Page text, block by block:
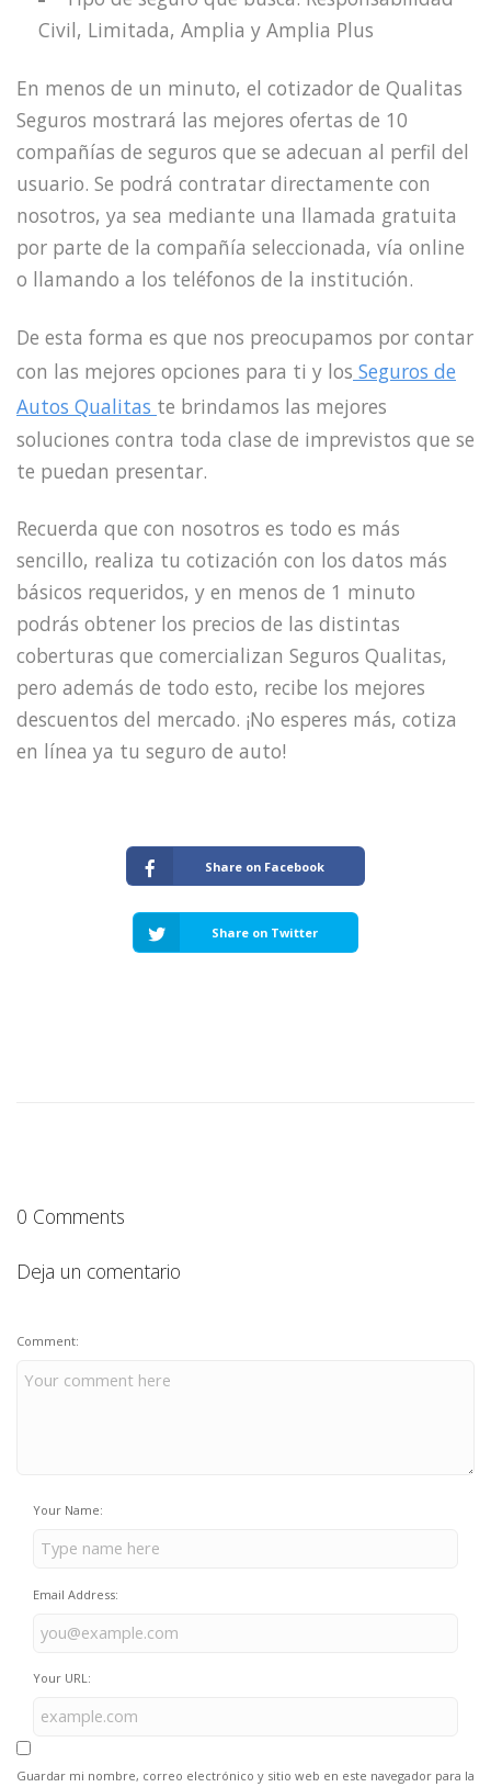
Civil, Limitada, Amplia y Amplia Plus
En menos de un minuto, el cotizador de Qualitas
Seguros mostrará las mejores ofertas de 10
compañías de seguros que se adecuan al perfil del
usuario. Se podrá contratar directamente con
nosotros, ya sea mediante una llamada gratuita
por parte de la compañía seleccionada, vía online
o llamando a los teléfonos de la institución.
De esta forma es que nos preocupamos por contar
con las mejores opciones para ti y los Seguros de
Autos Qualitas te brindamos las mejores
soluciones contra toda clase de imprevistos que se
te puedan presentar.
Recuerda que con nosotros es todo es más
sencillo, realiza tu cotización con los datos más
básicos requeridos, y en menos de 1 minuto
podrás obtener los precios de las distintas
coberturas que comercializan Seguros Qualitas,
pero además de todo esto, recibe los mejores
descuentos del mercado. ¡No esperes más, cotiza
en línea ya tu seguro de auto!
Share on Facebook
Share on Twitter
0 Comments
Deja un comentario
Comment:
Your Name:
Email Address:
Your URL:
Guardar mi nombre, correo electrónico y sitio web en este navegador para la